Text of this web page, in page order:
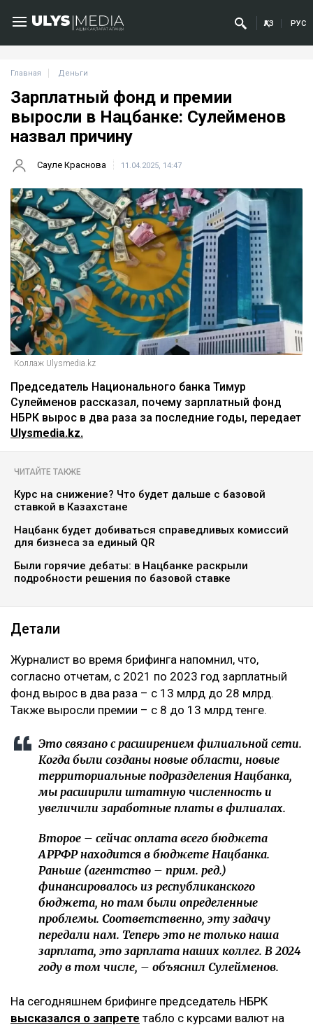
ҚАЗ РУС
Главная Деньги
Зарплатный фонд и премии
выросли в Нацбанке: Сулейменов
назвал причину
Сауле Краснова 11.04.2025, 14:47
Коллаж Ulysmedia.kz
Председатель Национального банка Тимур
Сулейменов рассказал, почему зарплатный фонд
НБРК вырос в два раза за последние годы, передает
Ulysmedia.kz.
ЧИТАЙТЕ ТАКЖЕ
Курс на снижение? Что будет дальше с базовой
ставкой в Казахстане
Нацбанк будет добиваться справедливых комиссий
для бизнеса за единый QR
Были горячие дебаты: в Нацбанке раскрыли
подробности решения по базовой ставке
Детали
Журналист во время брифинга напомнил, что,
согласно отчетам, с 2021 по 2023 год зарплатный
фонд вырос в два раза – с 13 млрд до 28 млрд.
Также выросли премии – с 8 до 13 млрд тенге.
Это связано с расширением филиальной сети.
Когда были созданы новые области, новые
территориальные подразделения Нацбанка,
мы расширили штатную численность и
увеличили заработные платы в филиалах.
Второе – сейчас оплата всего бюджета
АРРФР находится в бюджете Нацбанка.
Раньше (агентство – прим. ред.)
финансировалось из республиканского
бюджета, но там были определенные
проблемы. Соответственно, эту задачу
передали нам. Теперь это не только наша
зарплата, это зарплата наших коллег. В 2024
году в том числе, – объяснил Сулейменов.
На сегодняшнем брифинге председатель НБРК
высказался о запрете табло с курсами валют на